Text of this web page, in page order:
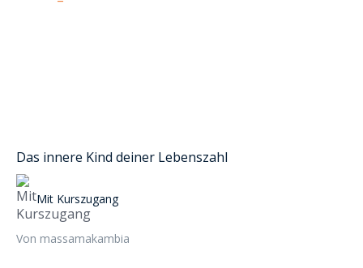
Das innere Kind deiner Lebenszahl
Mit Kurszugang
Von massamakambia